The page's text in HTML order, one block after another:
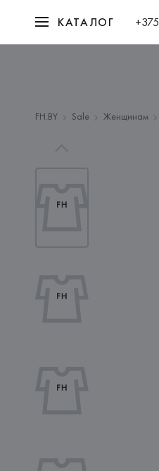
КАТАЛОГ
FH.BY Sale Женщинам